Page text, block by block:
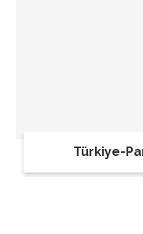
Türkiye-